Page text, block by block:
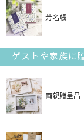
芳名帳
ゲストや家族に
両親贈呈品